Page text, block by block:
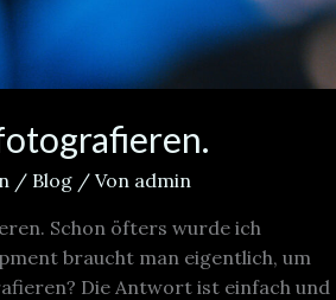
/ Blog / Von admin
Schon öfters wurde ich
braucht man eigentlich, um
Die Antwort ist einfach und